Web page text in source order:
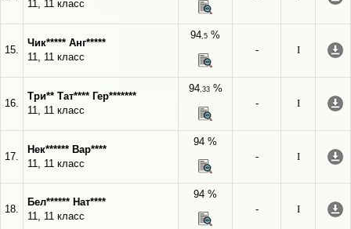
11, 11 класс
15.
Чик***** Анг*****
11, 11 класс
94,5 %
-
I
16.
Три** Тат**** Гер*******
11, 11 класс
94,33%
-
I
17.
Нек****** Вар****
11, 11 класс
94 %
-
I
18.
Бел****** Нат****
11, 11 класс
94 %
-
I